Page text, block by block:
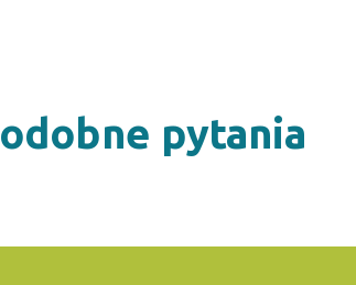
pytania